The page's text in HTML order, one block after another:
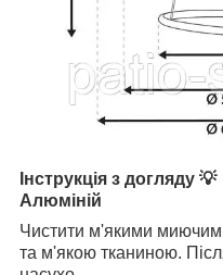
Інструкція з догляду 💡
Алюміній
Чистити м'якими
та м'якою тканиною.